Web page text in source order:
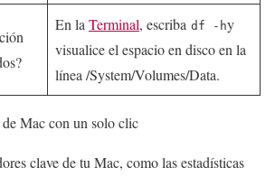
En laTerminal, escriba df -hy
visualice el espacio en disco en la
línea /System/Volumes/Data.
Mac con un solo clic
clave de tu Mac, como las estadísticas